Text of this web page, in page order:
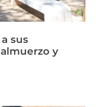
sus
y